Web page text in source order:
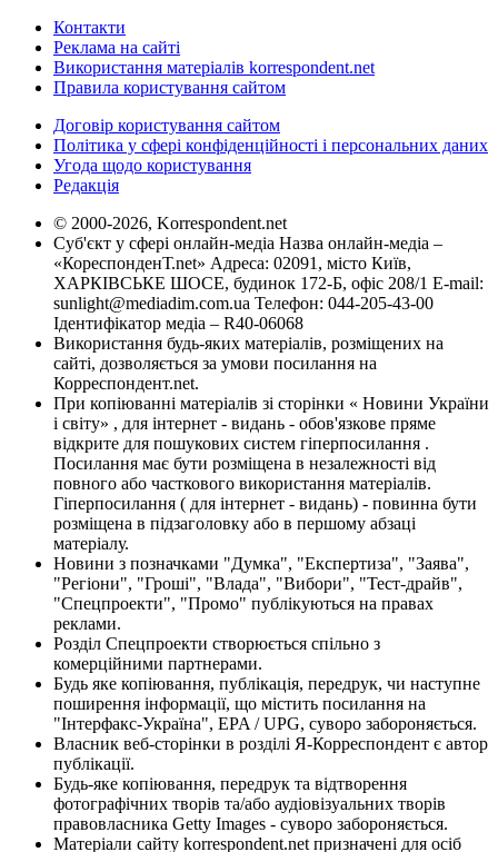
Контакти
Реклама на сайті
Використання матеріалів korrespondent.net
Правила користування сайтом
Договір користування сайтом
Політика у сфері конфіденційності і персональних даних
Угода щодо користування
Редакція
© 2000-2026, Korrespondent.net
Суб'єкт у сфері онлайн-медіа Назва онлайн-медіа –
«КореспонденТ.net» Адреса: 02091, місто Київ,
ХАРКІВСЬКЕ ШОСЕ, будинок 172-Б, офіс 208/1 E-mail:
sunlight@mediadim.com.ua Телефон: 044-205-43-00
Ідентифікатор медіа – R40-06068
Використання будь-яких матеріалів, розміщених на
сайті, дозволяється за умови посилання на
Корреспондент.net.
При копіюванні матеріалів зі сторінки « Новини України
і світу» , для інтернет - видань - обов'язкове пряме
відкрите для пошукових систем гіперпосилання .
Посилання має бути розміщена в незалежності від
повного або часткового використання матеріалів.
Гіперпосилання ( для інтернет - видань) - повинна бути
розміщена в підзаголовку або в першому абзаці
матеріалу.
Новини з позначками "Думка", "Експертиза", "Заява",
"Регіони", "Гроші", "Влада", "Вибори", "Тест-драйв",
"Спецпроекти", "Промо" публікуються на правах
реклами.
Розділ Спецпроекти створюється спільно з
комерційними партнерами.
Будь яке копіювання, публікація, передрук, чи наступне
поширення інформації, що містить посилання на
"Інтерфакс-Україна", EPA / UPG, суворо забороняється.
Власник веб-сторінки в розділі Я-Корреспондент є автор
публікації.
Будь-яке копіювання, передрук та відтворення
фотографічних творів та/або аудіовізуальних творів
правовласника Getty Images - суворо забороняється.
Матеріали сайту korrespondent.net призначені для осіб